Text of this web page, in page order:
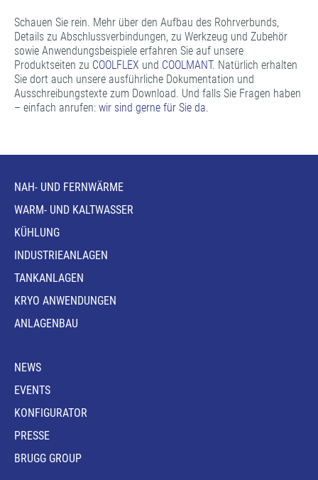
Schauen Sie rein. Mehr über den Aufbau des Rohrverbunds,
Details zu Abschlussverbindungen, zu Werkzeug und Zubehör
sowie Anwendungsbeispiele erfahren Sie auf unsere
Produktseiten zu COOLFLEX und COOLMANT. Natürlich erhalten
Sie dort auch unsere ausführliche Dokumentation und
Ausschreibungstexte zum Download. Und falls Sie Fragen haben
– einfach anrufen: wir sind gerne für Sie da.
NAH- UND FERNWÄRME
WARM- UND KALTWASSER
KÜHLUNG
INDUSTRIEANLAGEN
TANKANLAGEN
KRYO ANWENDUNGEN
ANLAGENBAU
NEWS
EVENTS
KONFIGURATOR
PRESSE
BRUGG GROUP